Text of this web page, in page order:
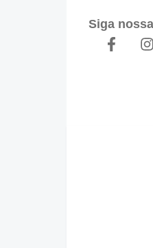
Siga